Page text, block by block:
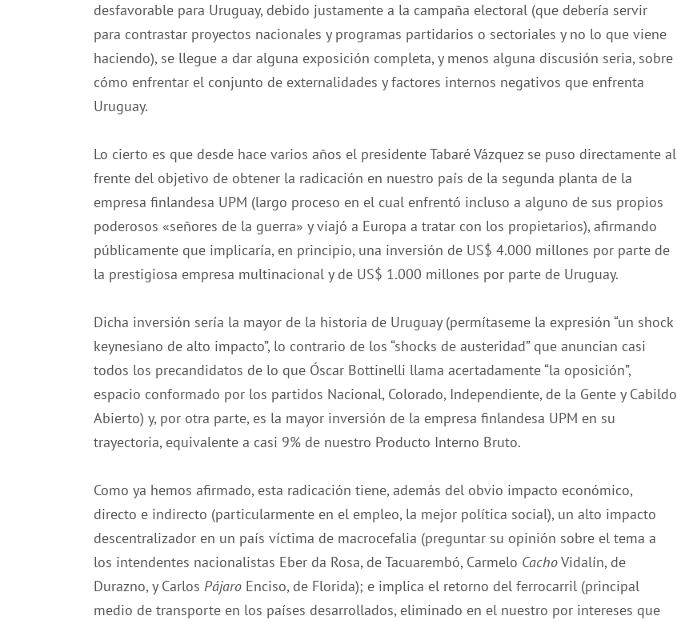
desfavorable para Uruguay, debido justamente a la campaña electoral (que debería servir
para contrastar proyectos nacionales y programas partidarios o sectoriales y no lo que viene
haciendo), se llegue a dar alguna exposición completa, y menos alguna discusión seria, sobre
cómo enfrentar el conjunto de externalidades y factores internos negativos que enfrenta
Uruguay.
Lo cierto es que desde hace varios años el presidente Tabaré Vázquez se puso directamente al
frente del objetivo de obtener la radicación en nuestro país de la segunda planta de la
empresa finlandesa UPM (largo proceso en el cual enfrentó incluso a alguno de sus propios
poderosos «señores de la guerra» y viajó a Europa a tratar con los propietarios), afirmando
públicamente que implicaría, en principio, una inversión de US$ 4.000 millones por parte de
la prestigiosa empresa multinacional y de US$ 1.000 millones por parte de Uruguay.
Dicha inversión sería la mayor de la historia de Uruguay (permítaseme la expresión “un shock
keynesiano de alto impacto”, lo contrario de los “shocks de austeridad” que anuncian casi
todos los precandidatos de lo que Óscar Bottinelli llama acertadamente “la oposición”,
espacio conformado por los partidos Nacional, Colorado, Independiente, de la Gente y Cabildo
Abierto) y, por otra parte, es la mayor inversión de la empresa finlandesa UPM en su
trayectoria, equivalente a casi 9% de nuestro Producto Interno Bruto.
Como ya hemos afirmado, esta radicación tiene, además del obvio impacto económico,
directo e indirecto (particularmente en el empleo, la mejor política social), un alto impacto
descentralizador en un país víctima de macrocefalia (preguntar su opinión sobre el tema a
los intendentes nacionalistas Eber da Rosa, de Tacuarembó, Carmelo CachoVidalín, de
Durazno, y Carlos Pájaro Enciso, de Florida); e implica el retorno del ferrocarril (principal
medio de transporte en los países desarrollados, eliminado en el nuestro por intereses que